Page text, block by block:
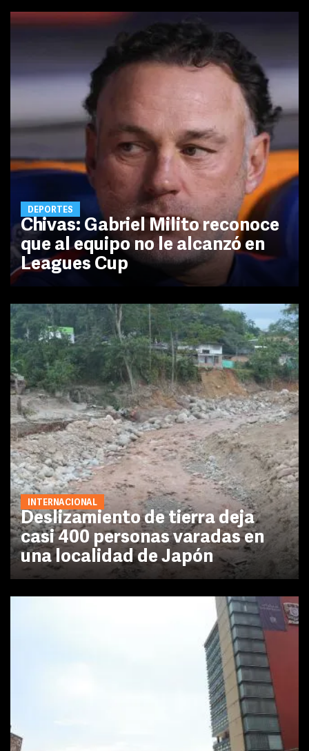
DEPORTES
Chivas: Gabriel Milito reconoce
que al equipo no le alcanzó en
Leagues Cup
INTERNACIONAL
Deslizamiento de tierra deja
casi 400 personas varadas en
una localidad de Japón